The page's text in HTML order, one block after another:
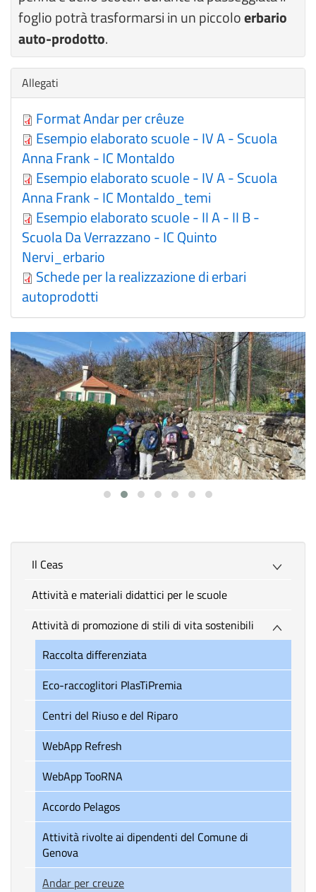
foglio potrà trasformarsi in un piccoloerbario
auto-prodotto.
Nascondi
Allegati
Format Andar per crêuze
Esempio elaborato scuole - IV A - Scuola
Anna Frank - IC Montaldo
Esempio elaborato scuole - IV A - Scuola
Anna Frank - IC Montaldo_temi
Esempio elaborato scuole - II A - II B -
Scuola Da Verrazzano - IC Quinto
Nervi_erbario
Schede per la realizzazione di erbari
autoprodotti
Il Ceas
Attività e materiali didattici per le scuole
Attività di promozione di stili di vita sostenibili
Raccolta differenziata
Eco-raccoglitori PlasTiPremia
Centri del Riuso e del Riparo
WebApp Refresh
WebApp TooRNA
Accordo Pelagos
Attività rivolte ai dipendenti del Comune di
Genova
Andar per creuze